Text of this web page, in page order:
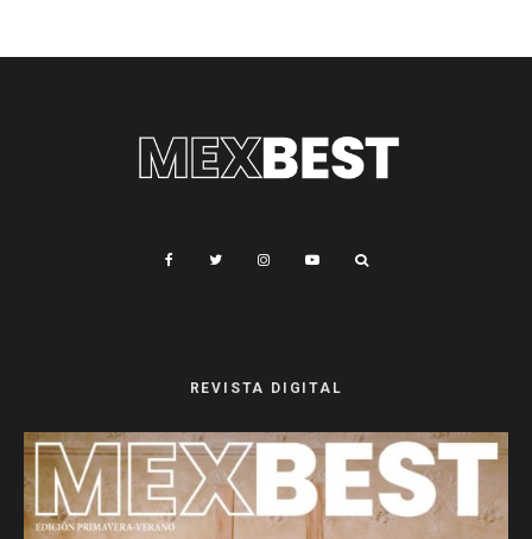
REVISTA DIGITAL